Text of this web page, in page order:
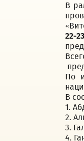
В
22-
По
В
1.
2.
3.
4.